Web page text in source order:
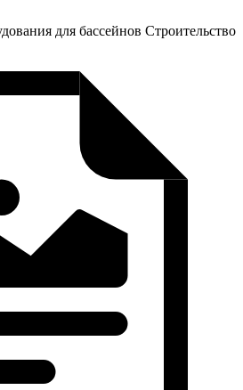
для бассейнов Строительство